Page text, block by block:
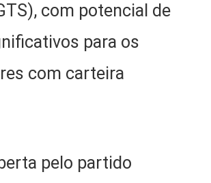
com potencial de
para os
com carteira
pelo partido